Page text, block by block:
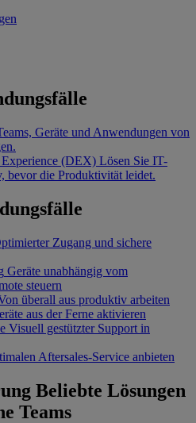
Geräte und Anwendungen von
(DEX) Lösen Sie IT-
bevor die Produktivität leidet.
Zugang und sichere
Geräte unabhängig vom
steuern
überall aus produktiv arbeiten
aus der Ferne aktivieren
Visuell gestützter Support in
Aftersales-Service anbieten
Beliebte Lösungen
Teams